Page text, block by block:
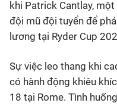
khi Patrick Cantlay,
đội mũ đội tuyển để
lương tại Ryder Cup
Sự việc leo thang khi
có hành động khiêu
18 tại Rome. Tình